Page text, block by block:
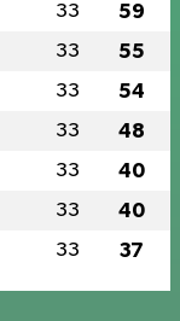
33 59
33 55
33 54
33 48
33 40
33 40
33 37